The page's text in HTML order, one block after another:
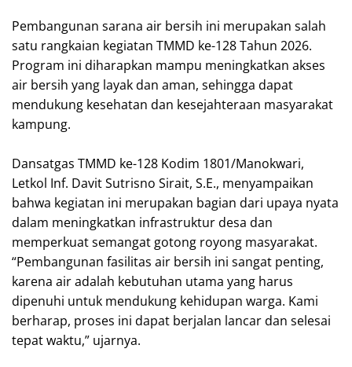
‎Pembangunan sarana air bersih ini merupakan salah
satu rangkaian kegiatan TMMD ke-128 Tahun 2026.
Program ini diharapkan mampu meningkatkan akses
air bersih yang layak dan aman, sehingga dapat
mendukung kesehatan dan kesejahteraan masyarakat
kampung.
‎Dansatgas TMMD ke-128 Kodim 1801/Manokwari,
Letkol Inf. Davit Sutrisno Sirait, S.E., menyampaikan
bahwa kegiatan ini merupakan bagian dari upaya nyata
dalam meningkatkan infrastruktur desa dan
memperkuat semangat gotong royong masyarakat.
“Pembangunan fasilitas air bersih ini sangat penting,
karena air adalah kebutuhan utama yang harus
dipenuhi untuk mendukung kehidupan warga. Kami
berharap, proses ini dapat berjalan lancar dan selesai
tepat waktu,” ujarnya.